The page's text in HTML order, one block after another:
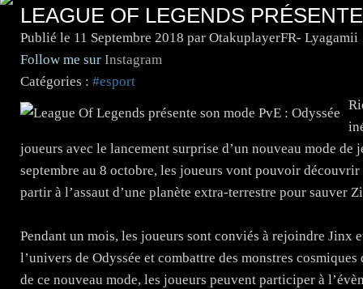
LEAGUE OF LEGENDS
Publié le 11 Septembre 2018 par OtakuplayerFR- Lyagamii
Follow me sur Instagram
Catégories : #esport
joueurs avec le lancement surprise d’un nouveau mode de
septembre au 8 octobre, les joueurs vont pouvoir
partir à l’assaut d’une planète extra-terrestre pour sauver
Pendant un mois, les joueurs sont conviés à rejoindre
l’univers de Odyssée et combattre des monstres
de ce nouveau mode, les joueurs peuvent participer à